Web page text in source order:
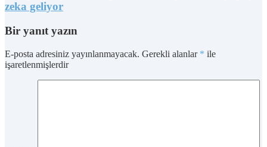
zeka geliyor
Bir yanıt yazın
E-posta adresiniz yayınlanmayacak. Gerekli alanlar * ile
işaretlenmişlerdir